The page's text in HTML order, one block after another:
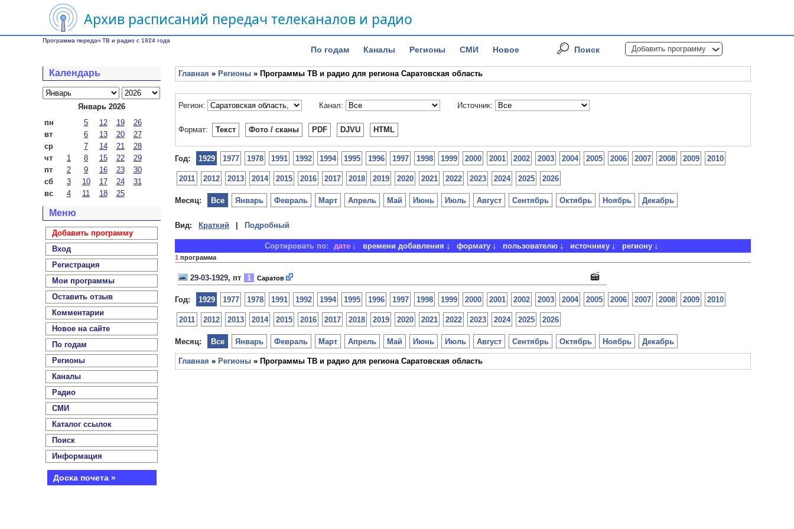
Архив расписаний передач телеканалов и радио
Программа передач ТВ и радио с 1924 года
По годам Каналы Регионы СМИ Новое Поиск Добавить программу
Календарь
Январь 2026
пн
5 12 19
26
вт
6 13 20
27
ср
7 14 21
28
чт
1 8 15 22
29
пт
2 9 16 23
30
сб
3 10 17 24
31
вс
4 11 18 25
Меню
Добавить программу
Вход
Регистрация
Мои программы
Оставить отзыв
Комментарии
Новое на сайте
По годам
Регионы
Каналы
Радио
СМИ
Каталог ссылок
Поиск
Информация
Доска почета »
Главная » Регионы » Программы ТВ и радио для региона Саратовская область
Регион: Канал: Источник:
Формат: Текст Фото / сканы PDF DJVU HTML
Год: 1929 1977 1978 1991 1992 1994 1995 1996 1997 1998 1999 2000 2001 2002 2003 2004 2005 2006 2007 2008 2009 2010
2011 2012 2013 2014 2015 2016 2017 2018 2019 2020 2021 2022 2023 2024 2025 2026
Месяц: Январь Февраль Март Апрель Май Июнь Июль Август Сентябрь Октябрь Ноябрь Декабрь
Все
Вид: Краткий Подробный
Сортировать по: дате времени добавления формату пользователю источнику региону
1 программа
29-03-1929, пт 1 Саратов
Год: 1929 1977 1978 1991 1992 1994 1995 1996 1997 1998 1999 2000 2001 2002 2003 2004 2005 2006 2007 2008 2009 2010
2011 2012 2013 2014 2015 2016 2017 2018 2019 2020 2021 2022 2023 2024 2025 2026
Месяц: Январь Февраль Март Апрель Май Июнь Июль Август Сентябрь Октябрь Ноябрь Декабрь
Все
Главная » Регионы » Программы ТВ и радио для региона Саратовская область